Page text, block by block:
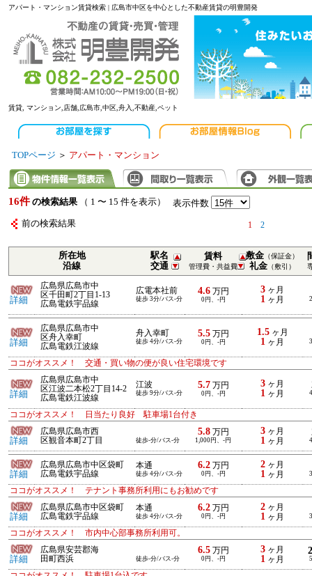
アパート・マンション賃貸検索 | 広島市中区を中心とした不動産賃貸の明豊開発
賃貸, マンション,店舗,広島市,中区,舟入,不動産,ペット
TOPページ ＞ アパート・マンション
16件 の検索結果 （ 1 〜 15 件を表示） 表示件数
前の検索結果 1 2
所在地
沿線
駅名
交通
賃料
管理費・共益費
敷金 （保証金）
礼金 （敷引）
詳細
広島県広島市中
区千田町2丁目1-13
広島電鉄宇品線
広電本社前
徒歩 3分/バス-分
4.6万円
0円、-円
3 ヶ月
1 ヶ月
詳細
広島県広島市中
区舟入幸町
広島電鉄江波線
舟入幸町
徒歩 4分/バス-分
5.5万円
0円、-円
1.5ヶ月
1 ヶ月
ココがオススメ！ 交通・買い物の便が良い住宅環境です
詳細
広島県広島市中
区江波二本松2丁目14-2
広島電鉄江波線
江波
徒歩 9分/バス-分
5.7万円
0円、-円
3 ヶ月
1 ヶ月
ココがオススメ！ 日当たり良好 駐車場1台付き
詳細
広島県広島市西
区観音本町2丁目
徒歩-分/バス-分
5.8万円
1,000円、-円
3 ヶ月
1 ヶ月
詳細
広島県広島市中区袋町
広島電鉄宇品線
本通
徒歩 4分/バス-分
6.2万円
0円、-円
2 ヶ月
1 ヶ月
ココがオススメ！ テナント事務所利用にもお勧めです
詳細
広島県広島市中区袋町
広島電鉄宇品線
本通
徒歩 4分/バス-分
6.2万円
0円、-円
2 ヶ月
1 ヶ月
ココがオススメ！ 市内中心部事務所利用可。
詳細
広島県安芸郡海
田町西浜
徒歩-分/バス-分
6.5万円
0円、-円
3 ヶ月
1 ヶ月